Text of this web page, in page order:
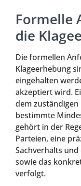
Formelle
die
Die formellen
Klageerhebung
eingehalten
akzeptiert wird.
dem
bestimmte
gehört in der
Parteien, eine
Sachverhalts
sowie das
verfolgt.